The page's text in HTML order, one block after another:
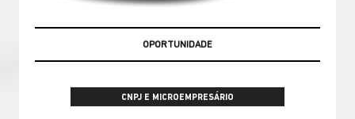
MELHOR PREÇO DO RIO DE JANEIRO
CNPJ E MICROEMPRESÁRIO